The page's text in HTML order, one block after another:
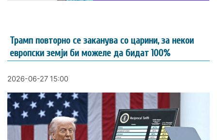
Трамп повторно се заканува со царини, за некои
европски земји би можеле да бидат 100%
2026-06-27 15:00